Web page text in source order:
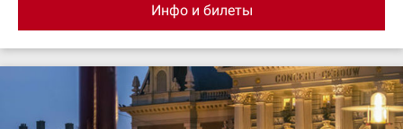
Инфо и билеты